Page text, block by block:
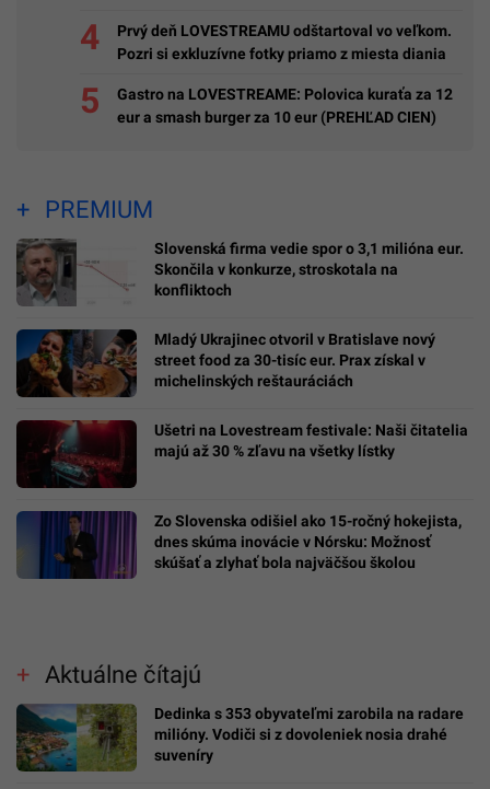
Prvý deň LOVESTREAMU odštartoval vo veľkom.
Pozri si exkluzívne fotky priamo z miesta diania
Gastro na LOVESTREAME: Polovica kuraťa za 12
eur a smash burger za 10 eur (PREHĽAD CIEN)
PREMIUM
Slovenská firma vedie spor o 3,1 milióna eur.
Skončila v konkurze, stroskotala na
konfliktoch
Mladý Ukrajinec otvoril v Bratislave nový
street food za 30-tisíc eur. Prax získal v
michelinských reštauráciách
Ušetri na Lovestream festivale: Naši čitatelia
majú až 30 % zľavu na všetky lístky
Zo Slovenska odišiel ako 15-ročný hokejista,
dnes skúma inovácie v Nórsku: Možnosť
skúšať a zlyhať bola najväčšou školou
Aktuálne čítajú
Dedinka s 353 obyvateľmi zarobila na radare
milióny. Vodiči si z dovoleniek nosia drahé
suveníry